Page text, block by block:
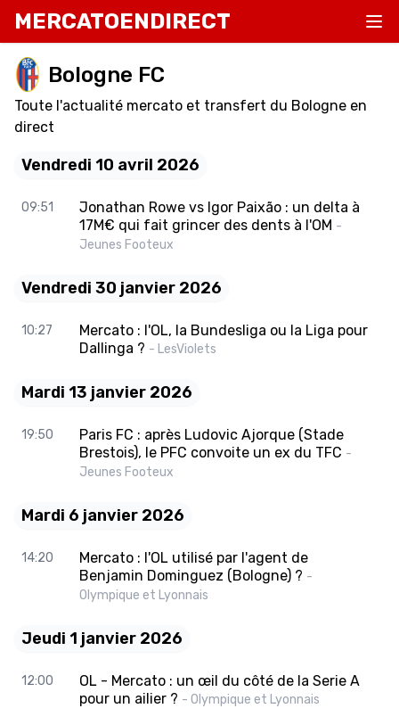
MERCATOENDIRECT
Bologne FC
Toute l'actualité mercato et transfert du Bologne en
direct
Vendredi 10 avril 2026
09:51
Jonathan Rowe vs Igor Paixão : un delta à
17M€ qui fait grincer des dents à l'OM -
Jeunes Footeux
Vendredi 30 janvier 2026
10:27
Mercato : l'OL, la Bundesliga ou la Liga pour
Dallinga ? - LesViolets
Mardi 13 janvier 2026
19:50
Paris FC : après Ludovic Ajorque (Stade
Brestois), le PFC convoite un ex du TFC -
Jeunes Footeux
Mardi 6 janvier 2026
14:20
Mercato : l'OL utilisé par l'agent de
Benjamin Dominguez (Bologne) ? -
Olympique et Lyonnais
Jeudi 1 janvier 2026
12:00
OL - Mercato : un œil du côté de la Serie A
pour un ailier ? - Olympique et Lyonnais